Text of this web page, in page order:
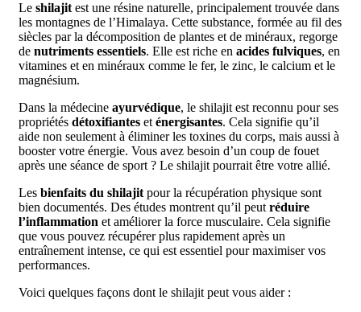
Le shilajit est une résine naturelle, principalement trouvée dans
les montagnes de l’Himalaya. Cette substance, formée au fil des
siècles par la décomposition de plantes et de minéraux, regorge
de nutriments essentiels. Elle est riche en acides fulviques, en
vitamines et en minéraux comme le fer, le zinc, le calcium et le
magnésium.
Dans la médecine ayurvédique, le shilajit est reconnu pour ses
propriétés détoxifiantes et énergisantes. Cela signifie qu’il
aide non seulement à éliminer les toxines du corps, mais aussi à
booster votre énergie. Vous avez besoin d’un coup de fouet
après une séance de sport ? Le shilajit pourrait être votre allié.
Les bienfaits du shilajit pour la récupération physique sont
bien documentés. Des études montrent qu’il peut réduire
l’inflammation et améliorer la force musculaire. Cela signifie
que vous pouvez récupérer plus rapidement après un
entraînement intense, ce qui est essentiel pour maximiser vos
performances.
Voici quelques façons dont le shilajit peut vous aider :